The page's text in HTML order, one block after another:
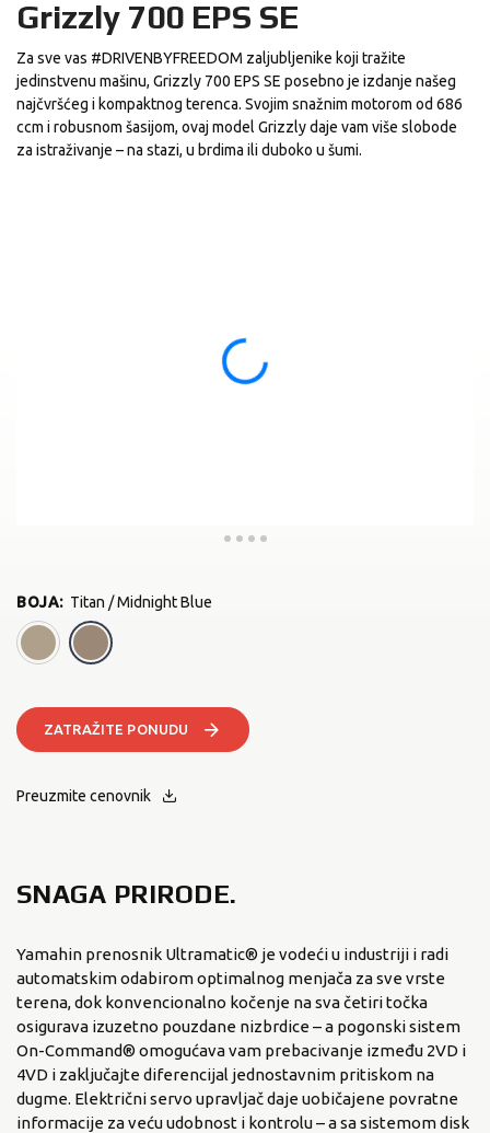
Grizzly 700 EPS SE
Za sve vas #DRIVENBYFREEDOM zaljubljenike koji tražite
jedinstvenu mašinu, Grizzly 700 EPS SE posebno je izdanje našeg
najčvršćeg i kompaktnog terenca. Svojim snažnim motorom od 686
ccm i robusnom šasijom, ovaj model Grizzly daje vam više slobode
za istraživanje – na stazi, u brdima ili duboko u šumi.
BOJA: Titan / Midnight Blue
ZATRAŽITE PONUDU
Preuzmite cenovnik
SNAGA PRIRODE.
Yamahin prenosnik Ultramatic® je vodeći u industriji i radi
automatskim odabirom optimalnog menjača za sve vrste
terena, dok konvencionalno kočenje na sva četiri točka
osigurava izuzetno pouzdane nizbrdice – a pogonski sistem
On-Command® omogućava vam prebacivanje između 2VD i
4VD i zaključajte diferencijal jednostavnim pritiskom na
dugme. Električni servo upravljač daje uobičajene povratne
informacije za veću udobnost i kontrolu – a sa sistemom disk